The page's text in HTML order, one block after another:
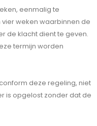
eenmalig te
weken waarbinnen de
de klacht dient te geven.
termijn worden
deze regeling, niet
is opgelost zonder dat de